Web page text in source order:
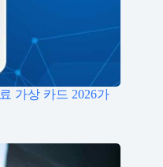
가상 카드 2026가